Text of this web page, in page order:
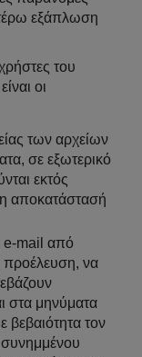
εξάπλωση
του
οι
των αρχείων
σε εξωτερικό
εκτός
η αποκατάστασή
e-mail από
να
στα μηνύματα
βεβαιότητα τον
συνημμένου